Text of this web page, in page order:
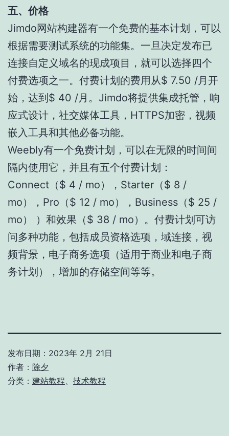
五、价格
Jimdo网站构建器有一个免费的基本计划，可以
根据需要测试系统的功能集。一旦决定发布已
连接自定义域名的现成项目，就可以选择四个
付费选项之一。付费计划的费用从$ 7.50 /月开
始，达到$ 40 /月。Jimdo将提供集成托管，响
应式设计，社交媒体工具，HTTPS加密，视频
嵌入工具和其他必备功能。
Weebly有一个免费计划，可以在无限的时间间
隔内使用它，并且有五个付费计划：
Connect（$ 4 / mo），Starter（$ 8 /
mo），Pro（$ 12 / mo），Business（$ 25 /
mo） ）和效果（$ 38 / mo）。付费计划可访
问多种功能，包括成员资格选项，域连接，视
频背景，电子商务选项（适用于商业和电子商
务计划），增加的存储空间等等。
发布日期： 2023年 2月 21日
作者： 除夕
分类： 建站教程 技术教程